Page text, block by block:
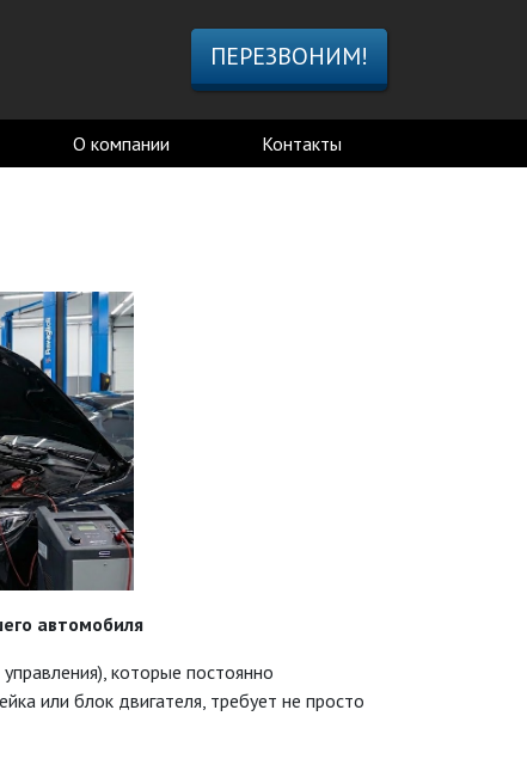
ПЕРЕЗВОНИМ!
О компании Контакты
автомобиля
которые постоянно
или блок двигателя, требует не просто